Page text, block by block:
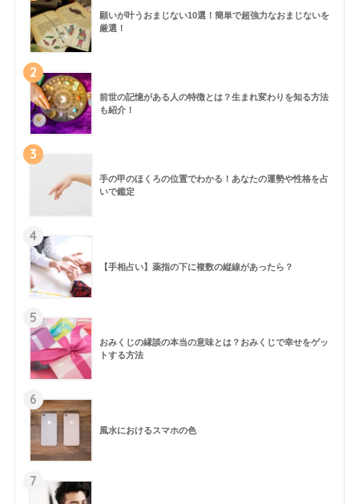
願いが叶うおまじない10選！簡単で超強力なおまじないを
厳選！
2
前世の記憶がある人の特徴とは？生まれ変わりを知る方法
も紹介！
3
手の甲のほくろの位置でわかる！あなたの運勢や性格を占
いで鑑定
4
【手相占い】薬指の下に複数の縦線があったら？
5
おみくじの縁談の本当の意味とは？おみくじで幸せをゲッ
トする方法
6
風水におけるスマホの色
7